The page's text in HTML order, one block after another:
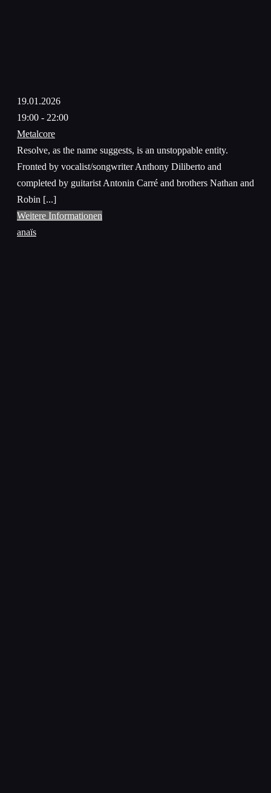
19.01.2026
19:00 - 22:00
Metalcore
Resolve, as the name suggests, is an unstoppable entity.
Fronted by vocalist/songwriter Anthony Diliberto and
completed by guitarist Antonin Carré and brothers Nathan and
Robin [...]
Weitere Informationen
anaïs